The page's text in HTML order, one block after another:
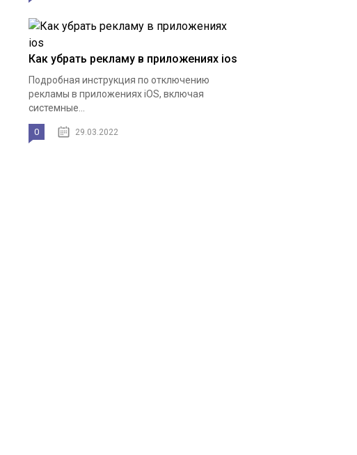
Как убрать рекламу в приложениях ios
Подробная инструкция по отключению
рекламы в приложениях iOS, включая
системные...
0 29.03.2022